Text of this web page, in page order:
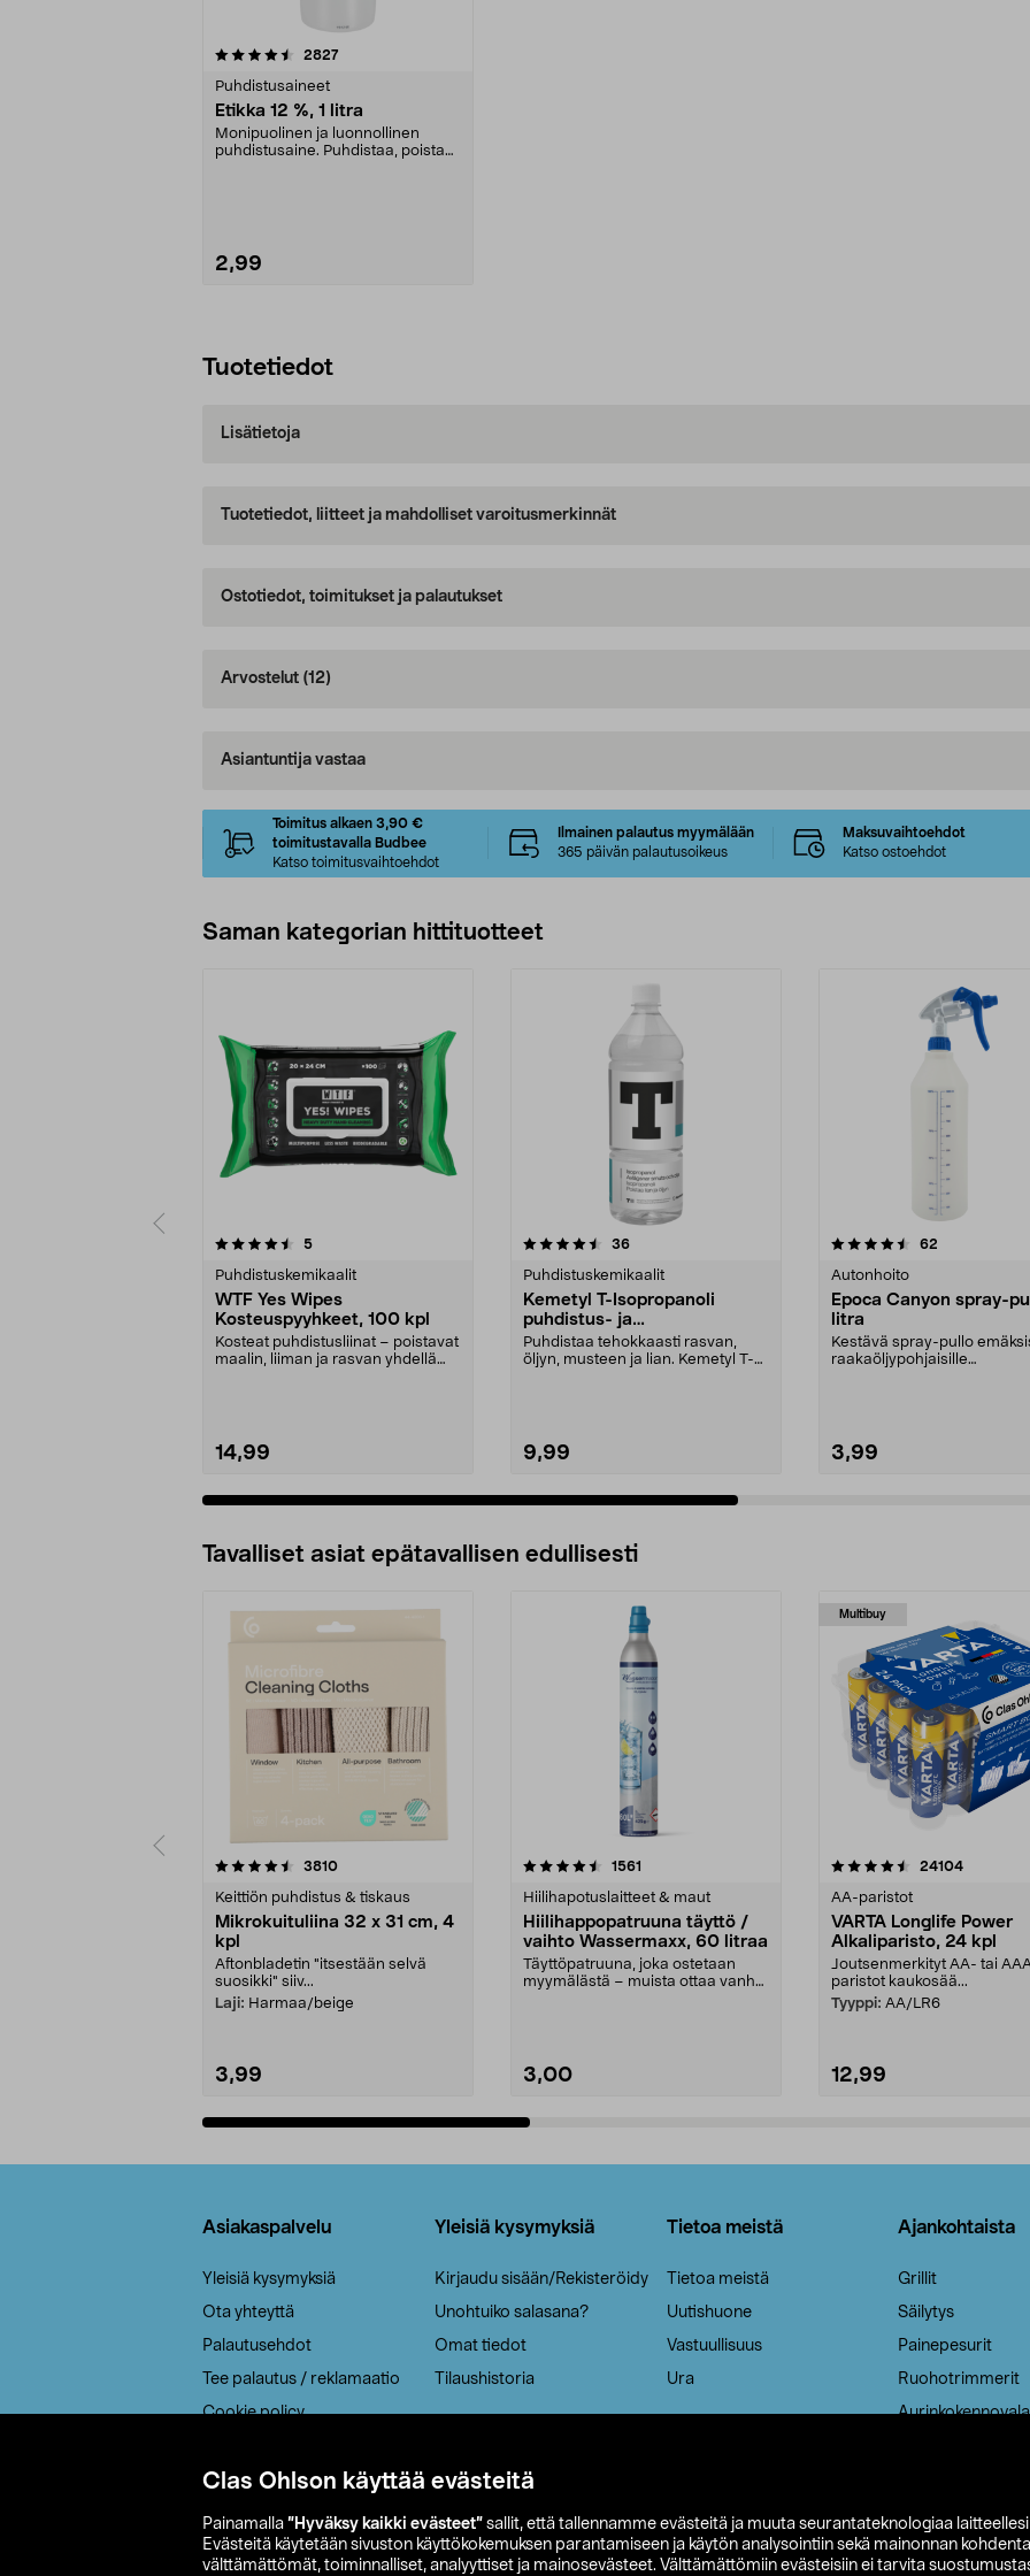
Clas Ohlson käyttää evästeitä
Painamalla ”Hyväksy kaikki evästeet” sallit, että tallennamme evästeitä ja muuta seurantateknologiaa laitteellesi
Evästeitä käytetään sivuston käyttökokemuksen parantamiseen ja käytön analysointiin sekä mainonnan
välttämättömät, toiminnalliset, analyyttiset ja mainosevästeet. Välttämättömiin evästeisiin ei tarvita
2827arvostelut
Puhdistusaineet
Etikka 12 %, 1 litra
Monipuolinen ja luonnollinen
puhdistusaine. Puhdistaa, poistaa
2,99
Tuotetiedot
Lisätietoja
Tuotetiedot, liitteet ja mahdolliset varoitusmerkinnät
Ostotiedot, toimitukset ja palautukset
Arvostelut (12)
Asiantuntija vastaa
Toimitus alkaen 3,90 €
toimitustavalla Budbee
Katso toimitusvaihtoehdot
Ilmainen palautus myymälään
365 päivän palautusoikeus
Maksuvaihtoehdot
Katso ostoehdot
Saman kategorian hittituotteet
5arvostelut
Puhdistuskemikaalit
WTF Yes Wipes
Kosteuspyyhkeet, 100 kpl
Kosteat puhdistusliinat – poistavat
maalin, liiman ja rasvan yhdellä
14,99
4.5 viidestä
36arvostelut
Puhdistuskemikaalit
Kemetyl T-Isopropanoli
puhdistus- ja
rasvanpoistoaine, 1 l
Puhdistaa tehokkaasti rasvan,
öljyn, musteen ja lian. Kemetyl T-
9,99
4.5 viidestä
62
Autonhoito
Epoca Canyon spray-
litra
Kestävä spray-pullo
raakaöljypohjaisille
3,99
4.0 viidestä
Tavalliset asiat epätavallisen edullisesti
3810arvostelut
Keittiön puhdistus & tiskaus
Mikrokuituliina 32 x 31 cm, 4
kpl
Aftonbladetin "itsestään selvä
suosikki" siiv...
Laji: Harmaa/beige
3,99
4.5viidestä
1561
Hiilihapotuslaitteet & maut
Hiilihappopatruuna täyttö /
vaihto Wassermaxx, 60 litraa
Täyttöpatruuna, joka ostetaan
myymälästä – muista ottaa vanha
3,00
Multibuy
4.5viidestä
24104arvostelut
AA-paristot
VARTA Longlife Power
Alkaliparisto, 24 kpl
Joutsenmerkityt AA- tai
paristot kaukosää...
Tyyppi: AA/LR6
12,99
4.5viidestä
Asiakaspalvelu
Yleisiä kysymyksiä
Ota yhteyttä
Palautusehdot
Tee palautus / reklamaatio
Cookie policy
Saavutettavuus
Yleisiä kysymyksiä
Kirjaudu sisään/Rekisteröidy
Unohtuiko salasana?
Omat tiedot
Tilaushistoria
Tietoa meistä
Tietoa meistä
Uutishuone
Vastuullisuus
Ura
Ajankohtaista
Grillit
Säilytys
Painepesurit
Ruohotrimmerit